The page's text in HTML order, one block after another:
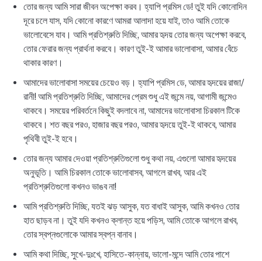
তোর জন্য আমি সারা জীবন অপেক্ষা করব। হ্যাপি প্রমিস ডে! তুই যদি কোনোদিন
দূরে চলে যাস, যদি কোনো কারণে আমরা আলাদা হয়ে যাই, তাও আমি তোকে
ভালোবেসে যাব। আমি প্রতিশ্রুতি দিচ্ছি, আমার হৃদয় তোর জন্য অপেক্ষা করবে,
তোর ফেরার জন্য প্রার্থনা করবে। কারণ তুই-ই আমার ভালোবাসা, আমার বেঁচে
থাকার কারণ।
আমাদের ভালোবাসা সময়ের চেয়েও বড়। হ্যাপি প্রমিস ডে, আমার হৃদয়ের রাজা/
রানী! আমি প্রতিশ্রুতি দিচ্ছি, আমাদের প্রেম শুধু এই জন্মে নয়, আগামী জন্মেও
থাকবে। সময়ের পরিবর্তনে কিছুই বদলাবে না, আমাদের ভালোবাসা চিরকাল টিকে
থাকবে। শত বছর পরও, হাজার বছর পরও, আমার হৃদয়ে তুই-ই থাকবে, আমার
পৃথিবী তুই-ই হবে।
তোর জন্য আমার দেওয়া প্রতিশ্রুতিগুলো শুধু কথা নয়, এগুলো আমার হৃদয়ের
অনুভূতি। আমি চিরকাল তোকে ভালোবাসব, আগলে রাখব, আর এই
প্রতিশ্রুতিগুলো কখনও ভাঙব না!
আমি প্রতিশ্রুতি দিচ্ছি, যতই ঝড় আসুক, যত বাধাই আসুক, আমি কখনও তোর
হাত ছাড়ব না। তুই যদি কখনও ক্লান্ত হয়ে পড়িস, আমি তোকে আগলে রাখব,
তোর স্বপ্নগুলোকে আমার স্বপ্ন বানাব।
আমি কথা দিচ্ছি, সুখে-দুঃখে, হাসিতে-কান্নায়, ভালো-মন্দে আমি তোর পাশে